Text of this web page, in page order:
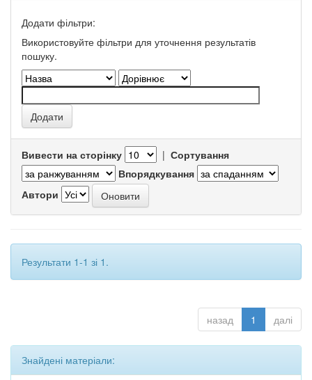
Додати фільтри:
Використовуйте фільтри для уточнення результатів
пошуку.
Вивести на сторінку | Сортування
Впорядкування
Автори
Результати 1-1 зі 1.
назад 1 далі
Знайдені матеріали: